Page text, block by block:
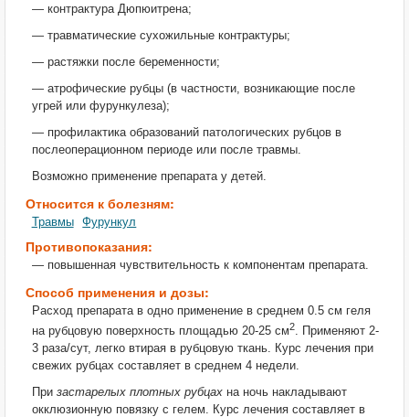
— контрактура Дюпюитрена;
— травматические сухожильные контрактуры;
— растяжки после беременности;
— атрофические рубцы (в частности, возникающие после
угрей или фурункулеза);
— профилактика образований патологических рубцов в
послеоперационном периоде или после травмы.
Возможно применение препарата у детей.
Относится к болезням:
Травмы Фурункул
Противопоказания:
— повышенная чувствительность к компонентам препарата.
Способ применения и дозы:
Расход препарата в одно применение в среднем 0.5 см геля
на рубцовую поверхность площадью 20-25 см2. Применяют 2-
3 раза/сут, легко втирая в рубцовую ткань. Курс лечения при
свежих рубцах составляет в среднем 4 недели.
При застарелых плотных рубцахна ночь накладывают
окклюзионную повязку с гелем. Курс лечения составляет в